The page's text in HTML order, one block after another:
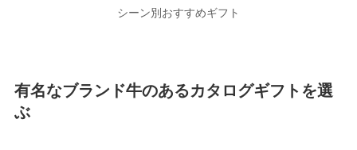
シーン別おすすめギフト
有名なブランド牛のあるカタログギフトを選
ぶ